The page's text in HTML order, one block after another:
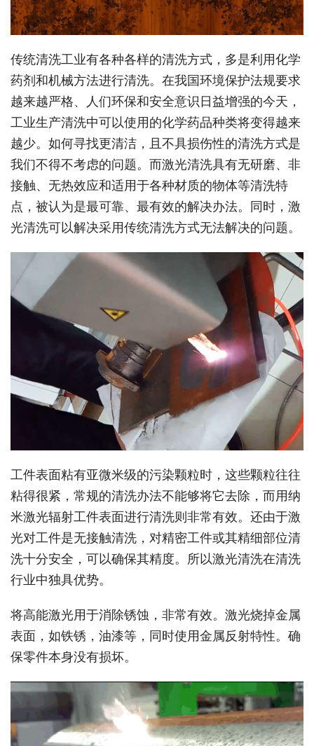
传统清洗工业有各种各样的清洗方式，多是利用化学
药剂和机械方法进行清洗。在我国环境保护法规要求
越来越严格、人们环保和安全意识日益增强的今天，
工业生产清洗中可以使用的化学药品种类将变得越来
越少。如何寻找更清洁，且不具损伤性的清洗方式是
我们不得不考虑的问题。而激光清洗具有无研磨、非
接触、无热效应和适用于各种材质的物体等清洗特
点，被认为是最可靠、最有效的解决办法。同时，激
光清洗可以解决采用传统清洗方式无法解决的问题。
工件表面粘有亚微米级的污染颗粒时，这些颗粒往往
粘得很紧，常规的清洗办法不能够将它去除，而用纳
米激光辐射工件表面进行清洗则非常有效。还由于激
光对工件是无接触清洗，对精密工件或其精细部位清
洗十分安全，可以确保其精度。所以激光清洗在清洗
行业中独具优势。
将高能激光用于消除锈蚀，非常有效。激光烧掉金属
表面，如铁锈，油漆等，同时使用金属反射特性。确
保零件本身没有损坏。